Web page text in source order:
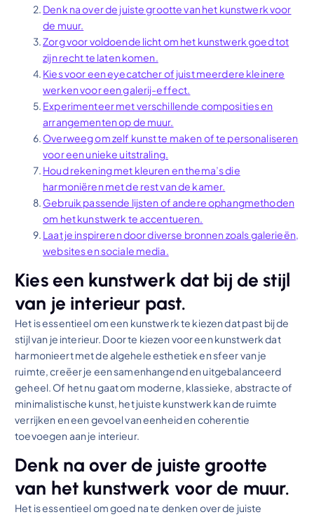
Denk na over de juiste grootte van het kunstwerk voor
de muur.
Zorg voor voldoende licht om het kunstwerk goed tot
zijn recht te laten komen.
Kies voor een eyecatcher of juist meerdere kleinere
werken voor een galerij-effect.
Experimenteer met verschillende composities en
arrangementen op de muur.
Overweeg om zelf kunst te maken of te personaliseren
voor een unieke uitstraling.
Houd rekening met kleuren en thema’s die
harmoniëren met de rest van de kamer.
Gebruik passende lijsten of andere ophangmethoden
om het kunstwerk te accentueren.
Laat je inspireren door diverse bronnen zoals galerieën,
websites en sociale media.
Kies een kunstwerk dat bij de stijl
van je interieur past.
Het is essentieel om een kunstwerk te kiezen dat past bij de
stijl van je interieur. Door te kiezen voor een kunstwerk dat
harmonieert met de algehele esthetiek en sfeer van je
ruimte, creëer je een samenhangend en uitgebalanceerd
geheel. Of het nu gaat om moderne, klassieke, abstracte of
minimalistische kunst, het juiste kunstwerk kan de ruimte
verrijken en een gevoel van eenheid en coherentie
toevoegen aan je interieur.
Denk na over de juiste grootte
van het kunstwerk voor de muur.
Het is essentieel om goed na te denken over de juiste